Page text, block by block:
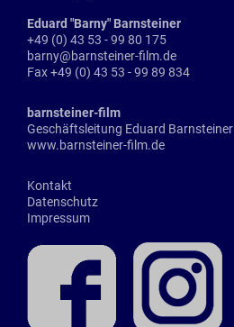
Eduard "Barny" Barnsteiner
+49 (0) 43 53 - 99 80 175
barny@barnsteiner-film.de
Fax +49 (0) 43 53 - 99 89 834
barnsteiner-film
Geschäftsleitung Eduard Barnsteiner
www.barnsteiner-film.de
Kontakt
Datenschutz
Impressum